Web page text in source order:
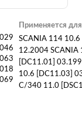
Применяется для
SCANIA 114
12.2004 SCANIA 114 C/340 10.6
[DC11.01] 03.1998- SCANIA 114
10.6 [DC11.03] 03.1998-
C/340 11.0